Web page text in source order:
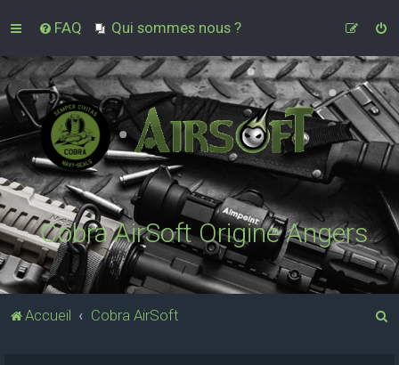
FAQ Qui sommes nous ?
Cobra AirSoft Origine Angers
Accueil Cobra AirSoft